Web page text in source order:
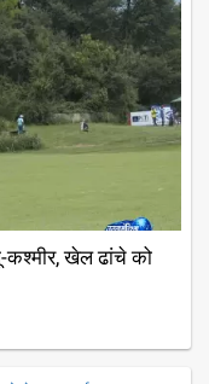
खेल ढांचे को